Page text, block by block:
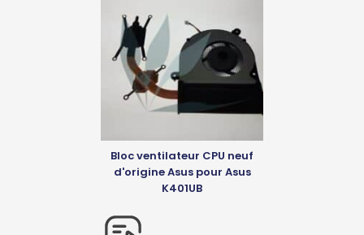
Bloc ventilateur CPU neuf
d'origine Asus pour Asus
K401UB